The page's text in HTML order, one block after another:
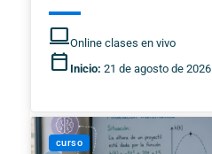
computerOnline clases en vivo
calendar_today Inicio: 21 de agosto de 2026
curso